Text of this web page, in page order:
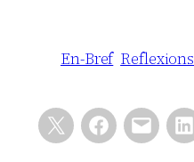
En-Bref Reflexions